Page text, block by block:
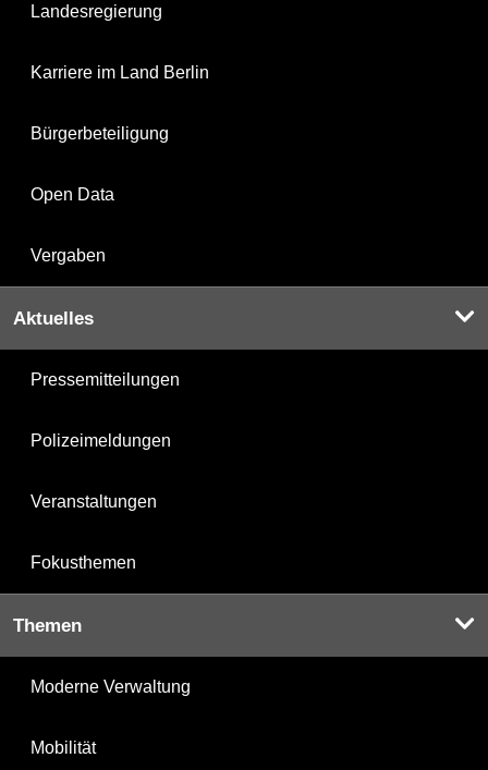
Landesregierung
Karriere im Land Berlin
Bürgerbeteiligung
Open Data
Vergaben
Aktuelles
Pressemitteilungen
Polizeimeldungen
Veranstaltungen
Fokusthemen
Themen
Moderne Verwaltung
Mobilität